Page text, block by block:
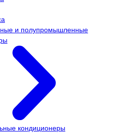
и полупромышленные
кондиционеры